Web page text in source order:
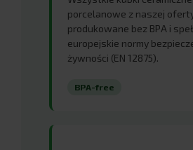
porcelanowe z naszej
produkowane bez BPA i
europejskie normy
żywności (EN 12875).
BPA-free